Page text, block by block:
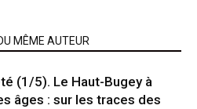
MÊME AUTEUR
(1/5). Le Haut-Bugey à
âges : sur les traces des